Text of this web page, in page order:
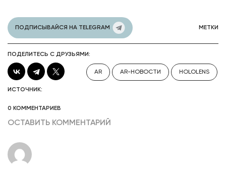
ПОДПИСЫВАЙСЯ НА TELEGRAM МЕТКИ
ПОДЕЛИТЕСЬ С ДРУЗЬЯМИ:
AR AR-НОВОСТИ HOLOLENS
ИСТОЧНИК:
0 КОММЕНТАРИЕВ
ОСТАВИТЬ КОММЕНТАРИЙ